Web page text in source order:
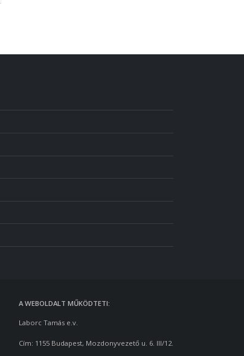
A WEBOLDALT MŰKÖDTETI:
Laborc Tamás e.v.
Cím: 1155 Budapest, Mozdonyvezető u. 6. III/12.